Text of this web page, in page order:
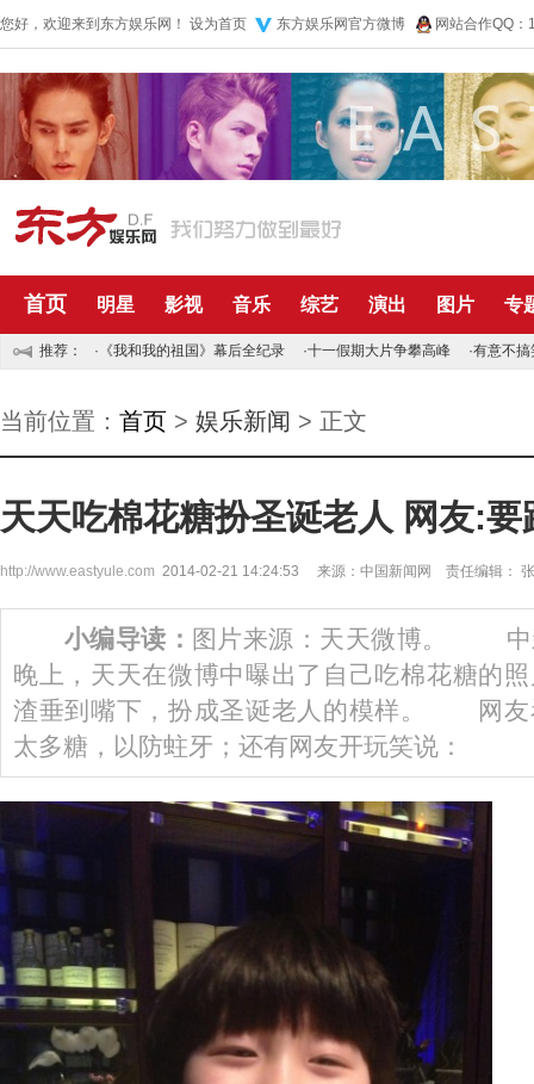
您好，欢迎来到东方娱乐网！ 设为首页 东方娱乐网官方微博 网站合作QQ
首页 明星 影视 音乐 综艺 演出 图片 专
推荐： · 《我和我的祖国》幕后全纪录 ·十一假期大片争攀高峰 ·有意不搞
当前位置： 首页 > 娱乐新闻 > 正文
天天吃棉花糖扮圣诞老人 网友:
http://www.eastyule.com 2014-02-21 14:24:53 来源：中国新闻网 责任编辑：
小编导读： 图片来源：天天微博。 中
晚上，天天在微博中曝出了自己吃棉花糖的
渣垂到嘴下，扮成圣诞老人的模样。 网友
太多糖，以防蛀牙；还有网友开玩笑说：